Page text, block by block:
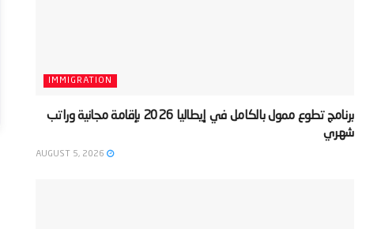
IMMIGRATION
‫برنامج تطوع ممول بالكامل في إيطاليا 2026 بإقامة مجانية وراتب
شهري‬